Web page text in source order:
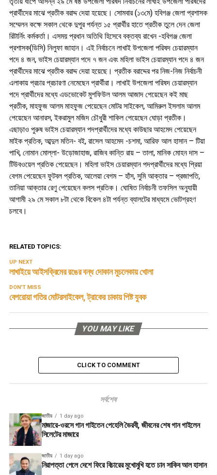
প্রার্থীদের মাঝে প্রতীক বরাদ্দ দেয়া হয়েছে। সোমবার (১৩মে) হবিগঞ্জ জেলা প্রশাসক
সম্মেলন কক্ষে সকাল থেকে দুপুর পর্যন্ত ১৫ প্রার্থীর হাতে প্রতীক তুলে দেন জেলা
রিটার্নিং কর্মকর্তা। এসময় প্রধান অতিথি হিসেবে বক্তব্য রাখেন -হবিগঞ্জ জেলা
প্রশাসক(ডিসি) নিলুফা জাহান। এই নির্বাচনে লাখাই উপজেলা পরিষদ চেয়ারম্যান
পদে ৪ জন, ভাইস চেয়ারম্যান পদে ৭ জন এবং মহিলা ভাইস চেয়ারম্যান পদে ৪ জন
প্রার্থীদের মাঝে প্রতীক বরাদ্দ দেয়া হয়েছে। প্রতীক বরাদ্দের পর নিজ-নিজ নির্বাচনী
এলাকায় প্রচার প্রচারণা নেমেছেন প্রার্থীরা। লাখাই উপজেলা পরিষদ চেয়ারম্যান
পদে প্রার্থীদের মধ্যে এডভোকেট মুশফিউল আলম আজাদ পেয়েছেন কই মাছ
প্রতীক, মাহফুজ আলম মাহফুজ পেয়েছেন মোটর সাইকেল, আমিরুল ইসলাম আলম
পেয়েছেন আনারস, ইকরামুল মজিদ চৌধুরী শাকিল পেয়েছেন ঘোড়া প্রতীক।
এছাড়াও পুরুষ ভাইস চেয়ারম্যান পদপ্রার্থীদের মধ্যে কাউছার আহমেদ পেয়েছেন
মাইক প্রতিক, আব্দুল মতিন- বই, রাসেল আহমেদ -চশমা, আরিফ আল হাসান – টিয়া
পাখি, নোমান মোল্লা- উড়োজাহাজ, রাজিব কান্তি রায় – তালা, মানিক মোহন দাস –
টিউবওয়েল প্রতিক পেয়েছেন। মহিলা ভাইস চেয়ারম্যান পদপ্রার্থীদের মধ্যে প্রিয়া
বেগম পেয়েছেন ফুটবল প্রতিক, আলেয়া বেগম – হাঁস, সুমি আক্তার – প্রজাপতি,
তানিয়া আক্তার রেণু পেয়েছেন কলস প্রতিক। ঘোষিত নির্বাচনী তফসিল অনুযায়ী
আগামী ২৯ মে সকাল ৮টা থেকে বিকেল ৪টা পর্যন্ত ব্যালটের মাধ্যমে ভোটগ্রহণ
চলবে।
RELATED TOPICS:
UP NEXT
লাখাইয়ে আইসক্রিমের রঙের বন্ধ দোকান মুচলেকায় খোলা
DON'T MISS
বেপরোয়া গতির মোটরসাইকেল, ট্রাকের চাকায় পিষ্ট যুবক
YOU MAY LIKE
CLICK TO COMMENT
সর্বশেষ
জাতীয় 1 day ago
মাজারে-ওরসে গান গাইতেন পেহেলি ভৈরবী, জীবনের শেষ গান গাইলেন
সিলেটের মাজারে
জাতীয় 1 day ago
নিরাপত্তা পেলে দেশে ফিরে বিচারের মুখোমুখি হতে চান সাকিব আল হাসান